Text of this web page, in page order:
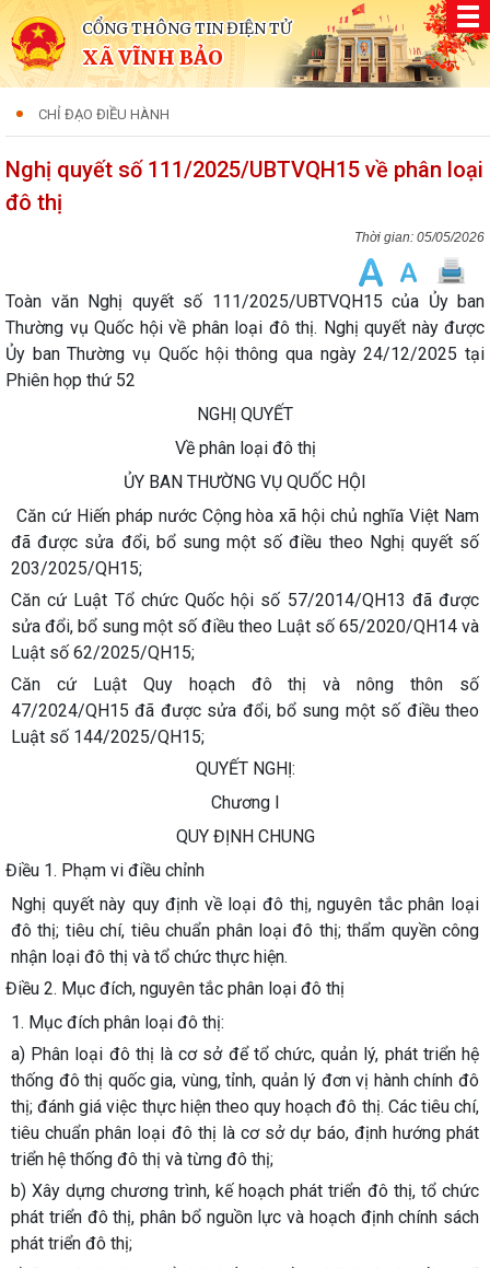
CỔNG THÔNG TIN ĐIỆN TỬ
XÃ VĨNH BẢO
CHỈ ĐẠO ĐIỀU HÀNH
Nghị quyết số 111/2025/UBTVQH15 về phân loại
đô thị
05/05/2026
Toàn văn Nghị quyết số 111/2025/UBTVQH15 của Ủy ban
Thường vụ Quốc hội về phân loại đô thị. Nghị quyết này được
Ủy ban Thường vụ Quốc hội thông qua ngày 24/12/2025 tại
Phiên họp thứ 52
NGHỊ QUYẾT
Về phân loại đô thị
ỦY BAN THƯỜNG VỤ QUỐC HỘI
Căn cứ Hiến pháp nước Cộng hòa xã hội chủ nghĩa Việt Nam
đã được sửa đổi, bổ sung một số điều theo Nghị quyết số
203/2025/QH15;
Căn cứ Luật Tổ chức Quốc hội số 57/2014/QH13 đã được
sửa đổi, bổ sung một số điều theo Luật số 65/2020/QH14 và
Luật số 62/2025/QH15;
Căn cứ Luật Quy hoạch đô thị và nông thôn số
47/2024/QH15 đã được sửa đổi, bổ sung một số điều theo
Luật số 144/2025/QH15;
QUYẾT NGHỊ:
Chương I
QUY ĐỊNH CHUNG
Điều 1. Phạm vi điều chỉnh
Nghị quyết này quy định về loại đô thị, nguyên tắc phân loại
đô thị; tiêu chí, tiêu chuẩn phân loại đô thị; thẩm quyền công
nhận loại đô thị và tổ chức thực hiện.
Điều 2. Mục đích, nguyên tắc phân loại đô thị
1. Mục đích phân loại đô thị:
a) Phân loại đô thị là cơ sở để tổ chức, quản lý, phát triển hệ
thống đô thị quốc gia, vùng, tỉnh, quản lý đơn vị hành chính đô
thị; đánh giá việc thực hiện theo quy hoạch đô thị. Các tiêu chí,
tiêu chuẩn phân loại đô thị là cơ sở dự báo, định hướng phát
triển hệ thống đô thị và từng đô thị;
b) Xây dựng chương trình, kế hoạch phát triển đô thị, tổ chức
phát triển đô thị, phân bổ nguồn lực và hoạch định chính sách
phát triển đô thị;